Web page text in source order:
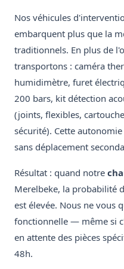
Nos véhicules
embarquent plus que la
traditionnels. En plus de
transportons : caméra
humidimètre, furet
200 bars, kit détection
(joints, flexibles,
sécurité). Cette
sans déplacement
Résultat : quand notre
Merelbeke, la probabilité
est élevée. Nous ne vous
fonctionnelle — même si
en attente des pièces
48h.